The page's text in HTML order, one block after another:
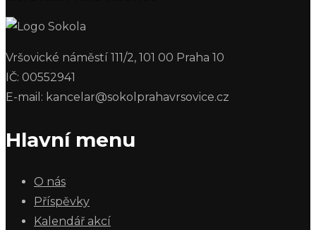
Vršovické náměstí 111/2, 101 00 Praha 10
IČ: 00552941
E-mail: kancelar@sokolprahavrsovice.cz
Hlavní menu
O nás
Příspěvky
Kalendář akcí